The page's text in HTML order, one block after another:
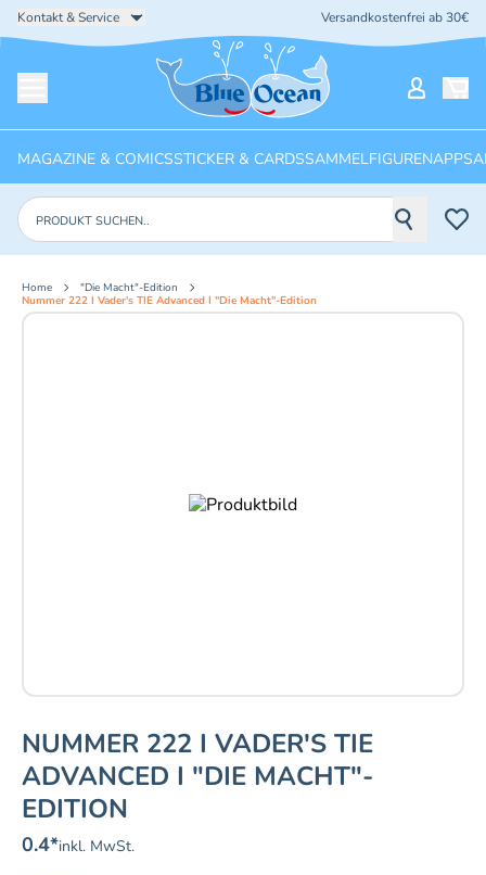
Kontakt & Service Versandkostenfrei ab 30€
Startseite
MAGAZINE & COMICSSTICKER & CARDSSAMMELFIGURENAPPS
Produkte suchen
Home
"Die Macht"-Edition
Nummer 222 I Vader's TIE Advanced I "Die Macht"-Edition
NUMMER 222 I VADER'S TIE
ADVANCED I "DIE MACHT"-
EDITION
0.4*inkl. MwSt.